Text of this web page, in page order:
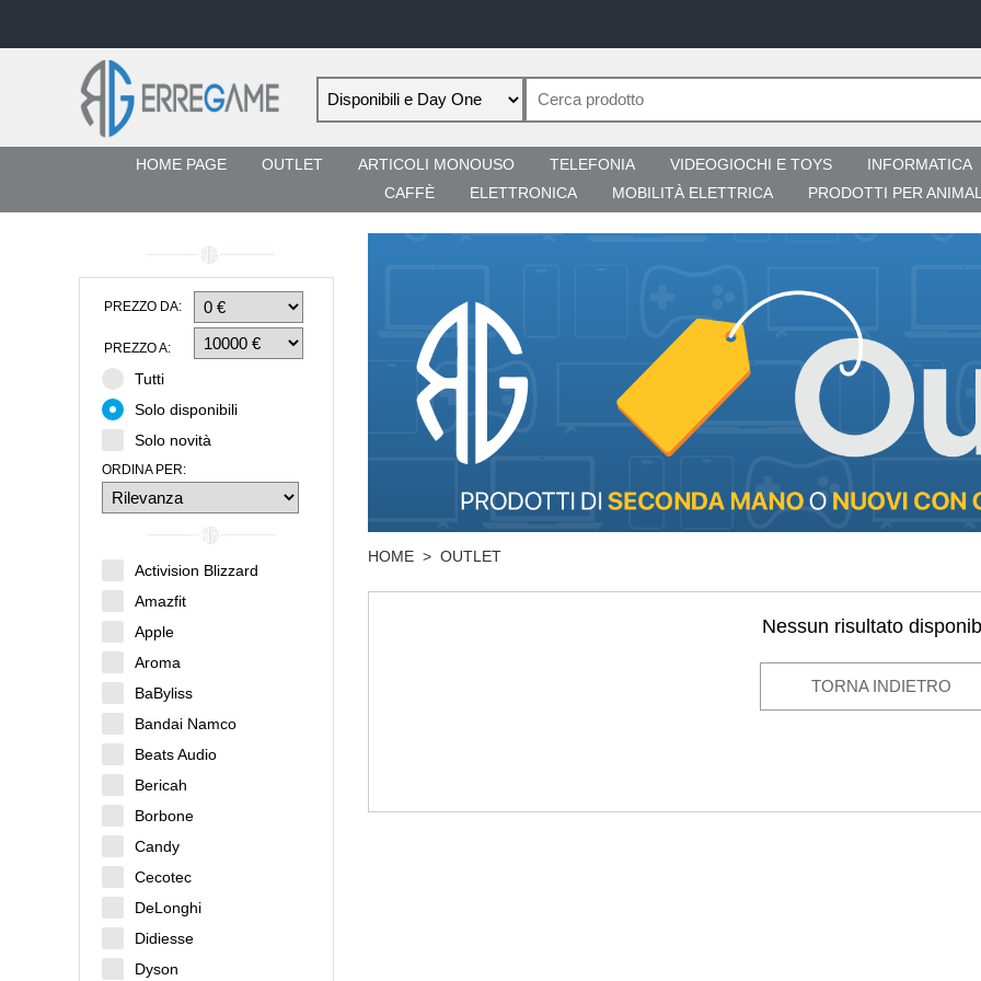
HOME PAGE OUTLET ARTICOLI MONOUSO TELEFONIA VIDEOGIOCHI E TOYS
INFORMATICA
CAFFÈ
ELETTRONICA MOBILITÀ ELETTRICA PRODOTTI PER
PREZZO DA:
PREZZO A:
Tutti
Solo disponibili
Solo novità
ORDINA PER:
Activision Blizzard
Amazfit
Apple
Aroma
BaByliss
Bandai Namco
Beats Audio
Bericah
Borbone
Candy
Cecotec
DeLonghi
Didiesse
Dyson
HOME > OUTLET
Nessun risultato
TORNA INDIETRO